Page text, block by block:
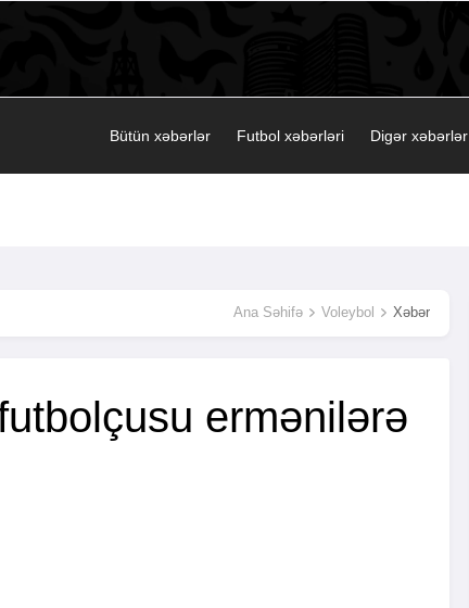
Bütün xəbərlər Futbol xəbərləri Digər xəbərlər
Ana Səhifə Voleybol Xəbər
ermənilərə